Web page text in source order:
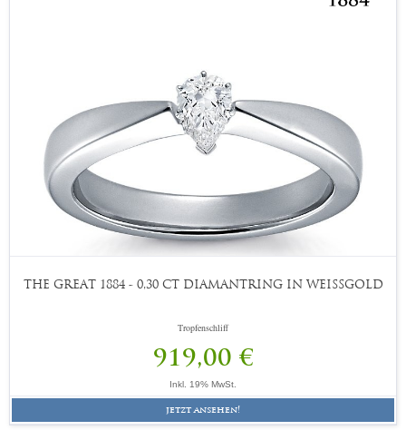
THE GREAT 1884 - 0,30 CT DIAMANTRING IN WEISSGOLD
Tropfenschliff
919,00 €
Inkl. 19% MwSt.
jetzt ansehen!